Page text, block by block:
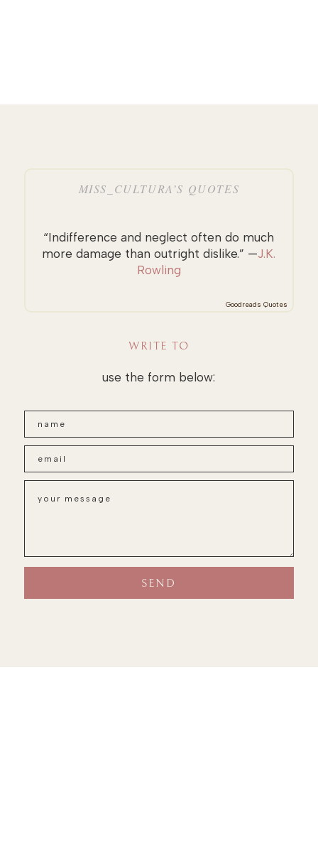
MISS_CULTURA’S QUOTES
“Indifference and neglect often do much
more damage than outright dislike.” —J.K.
Rowling
Goodreads Quotes
WRITE TO
use the form below: